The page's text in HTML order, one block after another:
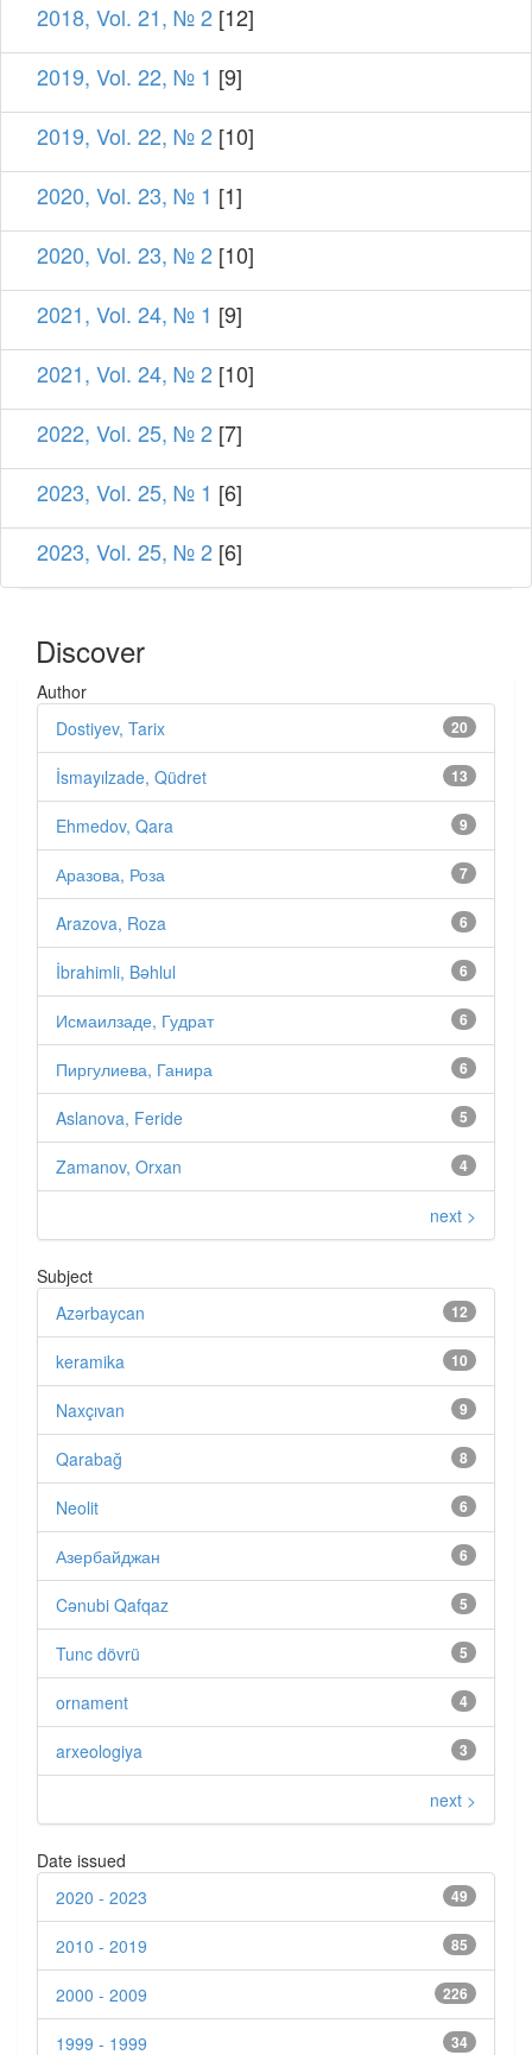
2018, Vol. 21, № 2 [12]
2019, Vol. 22, № 1 [9]
2019, Vol. 22, № 2 [10]
2020, Vol. 23, № 1 [1]
2020, Vol. 23, № 2 [10]
2021, Vol. 24, № 1 [9]
2021, Vol. 24, № 2 [10]
2022, Vol. 25, № 2 [7]
2023, Vol. 25, № 1 [6]
2023, Vol. 25, № 2 [6]
Discover
Author
20
Dostiyev, Tarix
13
İsmayılzade, Qüdret
9
Ehmedov, Qara
7
Аразова, Роза
6
Arazova, Roza
6
İbrahimli, Bəhlul
6
Исмаилзаде, Гудрат
6
Пиргулиева, Ганира
5
Aslanova, Feride
4
Zamanov, Orxan
next >
Subject
12
Azərbaycan
10
keramika
9
Naxçıvan
8
Qarabağ
6
Neolit
6
Азербайджан
5
Cənubi Qafqaz
5
Tunc dövrü
4
ornament
3
arxeologiya
next >
Date issued
49
2020 - 2023
85
2010 - 2019
226
2000 - 2009
34
1999 - 1999